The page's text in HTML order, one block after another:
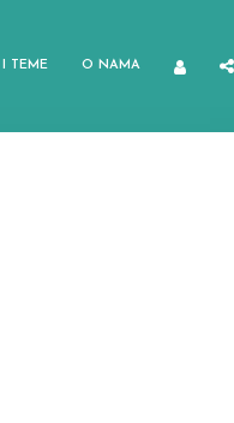
TEME O NAMA